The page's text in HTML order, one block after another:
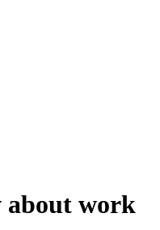
about work